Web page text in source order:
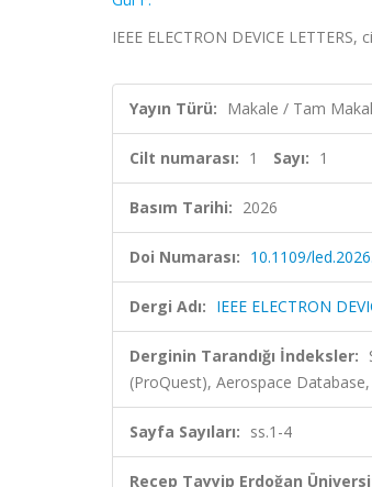
IEEE ELECTRON DEVICE
Yayın Türü: Makale / Tam
Cilt numarası: 1 Sayı: 1
Basım Tarihi: 2026
Doi Numarası: 10.1109/
Dergi Adı: IEEE ELECTRON
Derginin Tarandığı İndeksler:
(ProQuest), Aerospace
Sayfa Sayıları: ss.1-4
Recep Tayyip Erdoğan